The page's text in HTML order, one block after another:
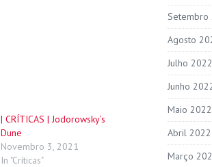
| CRÍTICAS | Jodorowsky’s
Dune
Novembro 3, 2021
In "Críticas"
Setembro
Agosto
Julho 2022
Junho
Maio 2022
Abril 2022
Março